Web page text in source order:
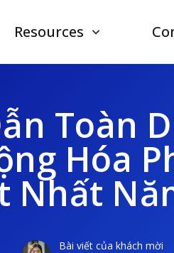
Resources
Toàn
Hóa
Nhất
Bài viết của khách mời